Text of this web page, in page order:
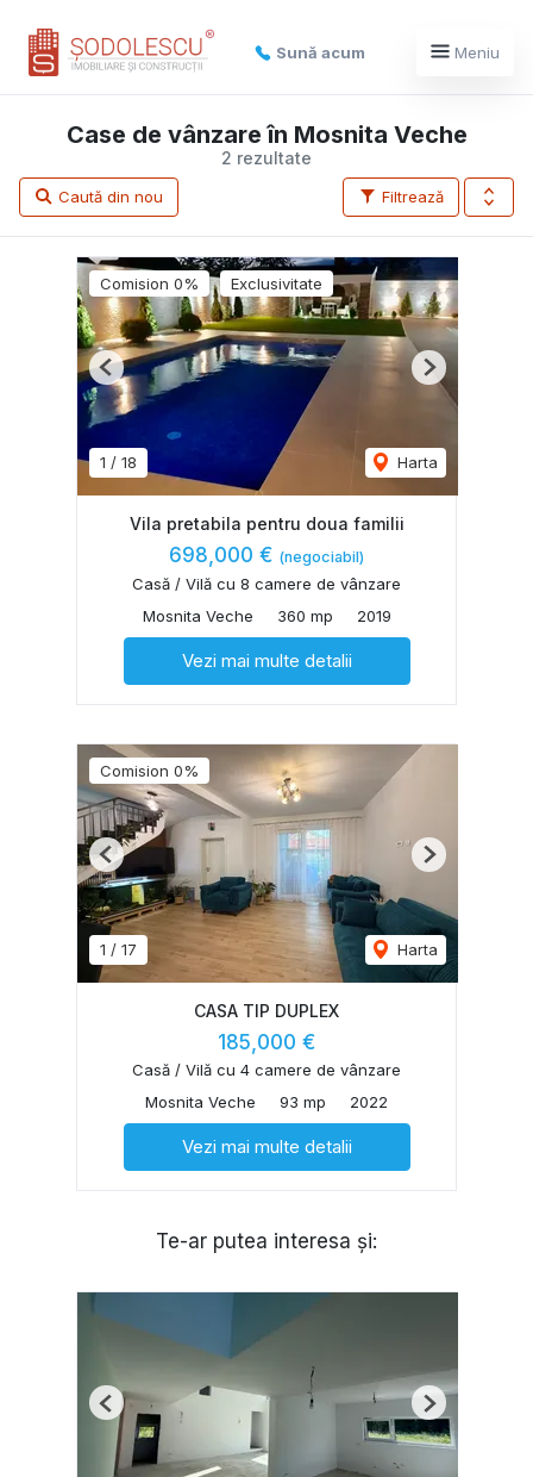
Sună acum Meniu
2 rezultate
Case de vânzare în Mosnita Veche
Filtrează
Caută din nou
Comision 0% Exclusivitate
1 / 18 Harta
Previous Next
Vila pretabila pentru doua familii
698,000 € (negociabil)
Casă / Vilă cu 8 camere de vânzare
Mosnita Veche
360 mp 2019
Vezi mai multe detalii
Comision 0%
1 / 17 Harta
Previous Next
CASA TIP DUPLEX
185,000 €
Casă / Vilă cu 4 camere de vânzare
Mosnita Veche
93 mp 2022
Vezi mai multe detalii
Te-ar putea interesa și:
Previous Next